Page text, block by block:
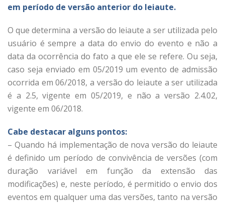
em período de versão anterior do leiaute.
O que determina a versão do leiaute a ser utilizada pelo
usuário é sempre a data do envio do evento e não a
data da ocorrência do fato a que ele se refere. Ou seja,
caso seja enviado em 05/2019 um evento de admissão
ocorrida em 06/2018, a versão do leiaute a ser utilizada
é a 2.5, vigente em 05/2019, e não a versão 2.4.02,
vigente em 06/2018.
Cabe destacar alguns pontos:
– Quando há implementação de nova versão do leiaute
é definido um período de convivência de versões (com
duração variável em função da extensão das
modificações) e, neste período, é permitido o envio dos
eventos em qualquer uma das versões, tanto na versão